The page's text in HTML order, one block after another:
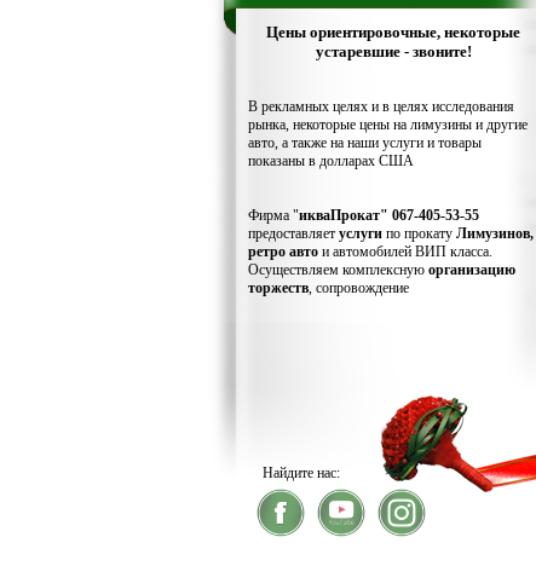
Цены ориентировочные, некоторые
устаревшие - звоните!
В рекламных целях и в целях исследования
рынка, некоторые цены на лимузины и другие
авто, а также на наши услуги и товары
показаны в долларах США
Фирма "икваПрокат" 067-405-53-55
предоставляет услуги по прокату Лимузинов,
ретро авто и автомобилей ВИП класса.
Осуществляем комплексную организацию
торжеств, сопровождение
Найдите нас: